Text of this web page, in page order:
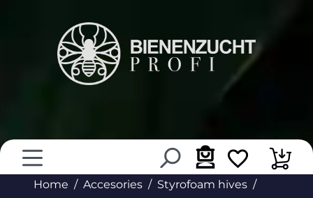
Home Accesories
Styrofoam hives